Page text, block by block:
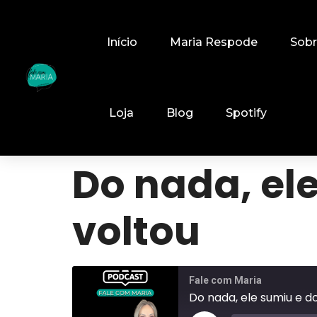
Início Maria Respode
Loja Blog Spotify
Do nada,
voltou
Fale com Maria
Do nada, ele sumiu e